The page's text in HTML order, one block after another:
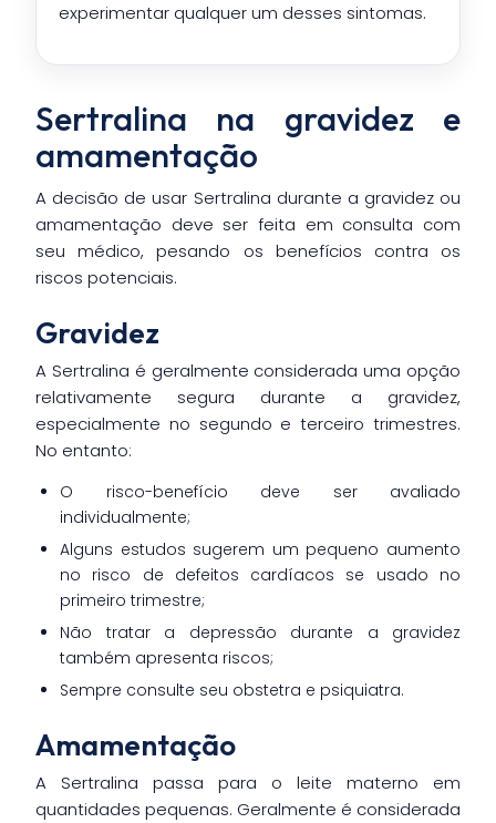
experimentar qualquer um desses sintomas.
Sertralina na gravidez e
amamentação
A decisão de usar Sertralina durante a gravidez ou
amamentação deve ser feita em consulta com
seu médico, pesando os benefícios contra os
riscos potenciais.
Gravidez
A Sertralina é geralmente considerada uma opção
relativamente segura durante a gravidez,
especialmente no segundo e terceiro trimestres.
No entanto:
O risco-benefício deve ser avaliado
individualmente;
Alguns estudos sugerem um pequeno aumento
no risco de defeitos cardíacos se usado no
primeiro trimestre;
Não tratar a depressão durante a gravidez
também apresenta riscos;
Sempre consulte seu obstetra e psiquiatra.
Amamentação
A Sertralina passa para o leite materno em
quantidades pequenas. Geralmente é considerada